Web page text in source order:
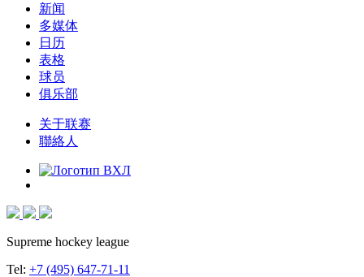
新闻
多媒体
日历
表格
球员
俱乐部
关于联赛
聯絡人
Supreme hockey league
Tel: +7 (495) 647-71-11